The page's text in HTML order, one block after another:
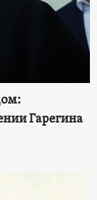
Гарегина